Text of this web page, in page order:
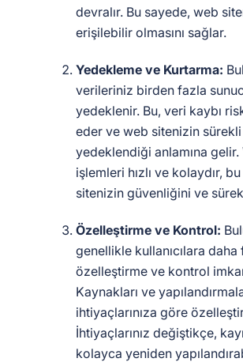
devralır. Bu sayede, web
erişilebilir olmasını sağlar.
Yedekleme ve Kurtarma:
verileriniz birden fazla
yedeklenir. Bu, veri kaybı
eder ve web sitenizin
yedeklendiği anlamına
işlemleri hızlı ve kolaydır,
sitenizin güvenliğini ve
Özelleştirme ve Kontrol:
genellikle kullanıcılara daha
özelleştirme ve kontrol
Kaynakları ve
ihtiyaçlarınıza göre
İhtiyaçlarınız değiştikçe,
kolayca yeniden